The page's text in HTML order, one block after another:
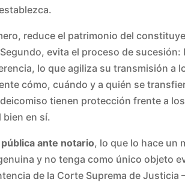
reduce el patrimonio del
evita el proceso de
lo que agiliza su transmisión a
cómo, cuándo y a quién se
tienen protección frente a
bien en sí.
ante notario, lo que lo hace un
y no tenga como único objeto
de la Corte Suprema de